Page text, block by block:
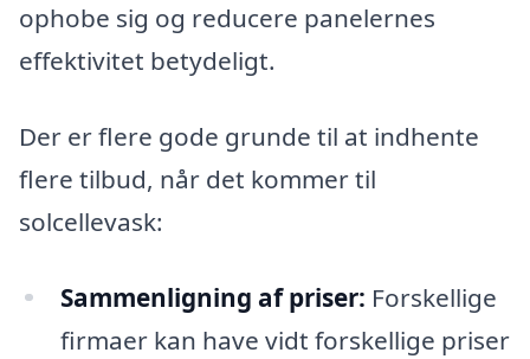
ophobe sig og reducere panelernes
effektivitet betydeligt.
Der er flere gode grunde til at indhente
flere tilbud, når det kommer til
solcellevask:
Sammenligning af priser: Forskellige
firmaer kan have vidt forskellige priser